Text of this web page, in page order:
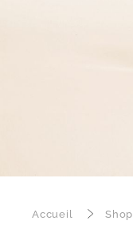
Accueil Shop